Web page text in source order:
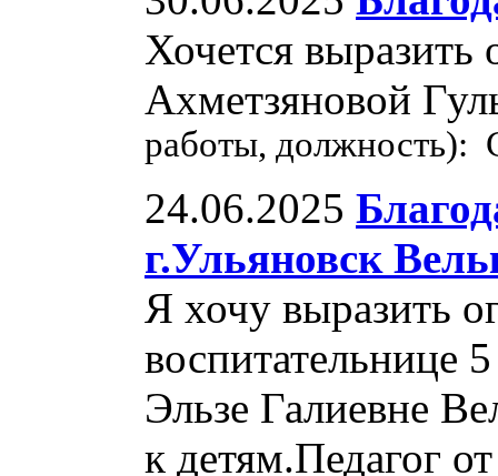
Хочется выразить
Ахметзяновой
работы, должность):
24.06.2025
г.Ульяновск
Я хочу выразить
воспитательнице
Эльзе Галиевне
к детям.Педагог